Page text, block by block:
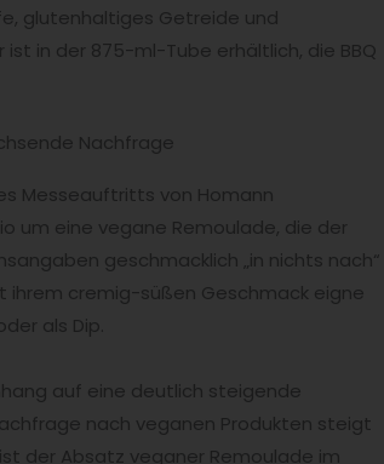
glutenhaltiges Getreide und
in der 875-ml-Tube erhältlich, die BBQ
Nachfrage
Messeauftritts von Homann
um eine vegane Remoulade, die der
geschmacklich „in nichts nach“
ihrem cremig-süßen Geschmack eigne
als Dip.
auf eine deutlich steigende
nach veganen Produkten steigt
der Absatz veganer Remoulade im